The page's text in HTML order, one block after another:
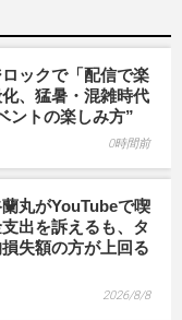
ックで「配信で楽
、猛暑・混雑時代
ントの楽しみ方”
0時間前
丸がYouTubeで喫
出を訴えるも、タ
失額の方が上回る
2026/8/8